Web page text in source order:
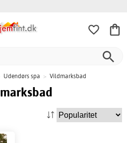
Udendørs spa > Vildmarksbad